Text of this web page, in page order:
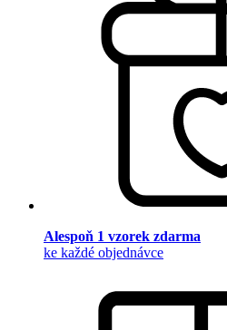
Alespoň 1 vzorek zdarma
ke každé objednávce